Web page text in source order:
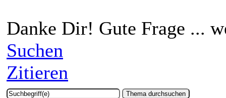
Danke Dir! Gute Frage ...
Suchen
Zitieren